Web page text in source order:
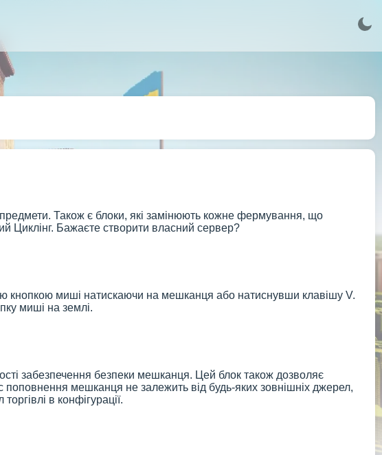
Також є блоки, які замінюють кожне фермування, що
Циклінг. Бажаєте створити власний сервер?
миші натискаючи на мешканця або натиснувши клавішу V.
миші на землі.
забезпечення безпеки мешканця. Цей блок також дозволяє
мешканця не залежить від будь-яких зовнішніх джерел,
в конфігурації.